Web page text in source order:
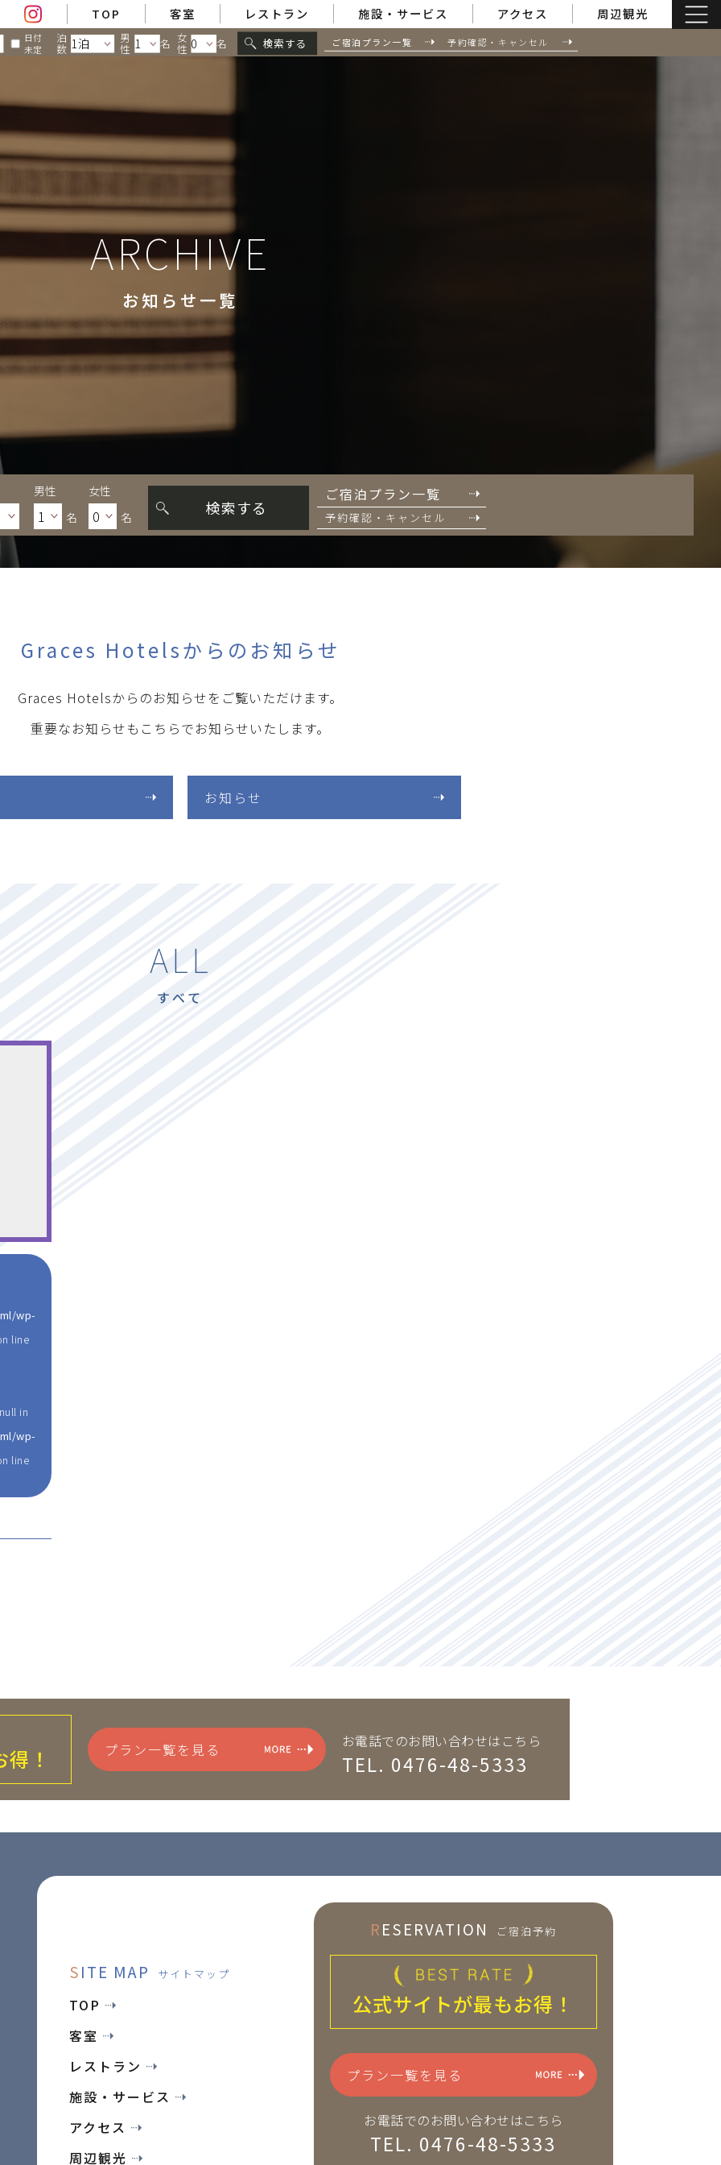
TOP 客室 レストラン 施設・サービス アクセス 周辺観光
日付
未定
泊
数
男
性 名 女
性 名 検索する ご宿泊プラン一覧 予約確認・キャンセル
ARCHIVE
お知らせ一覧
男性
名
女性
名
検索する
ご宿泊プラン一覧
予約確認・キャンセル
Graces Hotelsからのお知らせ
Graces Hotelsからのお知らせをご覧いただけます。
重要なお知らせもこちらでお知らせいたします。
お知らせ
ALL
すべて
wp-
line
in
wp-
line
！ プラン一覧を見る お電話でのお問い合わせはこちら
TEL. 0476-48-5333
SITE MAP サイトマップ
TOP
客室
レストラン
施設・サービス
アクセス
周辺観光
RESERVATION ご宿泊予約
公式サイトが最もお得！
プラン一覧を見る
お電話でのお問い合わせはこちら
TEL. 0476-48-5333